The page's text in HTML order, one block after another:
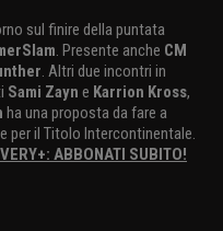
sul finire della puntata
. Presente anche CM
. Altri due incontri in
Sami Zayn e Karrion Kross,
ha una proposta da fare a
per il Titolo Intercontinentale.
ABBONATI SUBITO!